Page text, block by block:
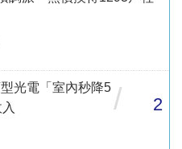
光電「室內秒降5 / 2